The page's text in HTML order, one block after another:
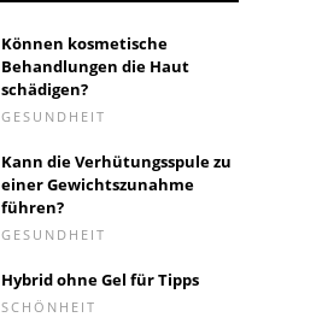
Können kosmetische
Behandlungen die Haut
schädigen?
GESUNDHEIT
Kann die Verhütungsspule zu
einer Gewichtszunahme
führen?
GESUNDHEIT
Hybrid ohne Gel für Tipps
SCHÖNHEIT